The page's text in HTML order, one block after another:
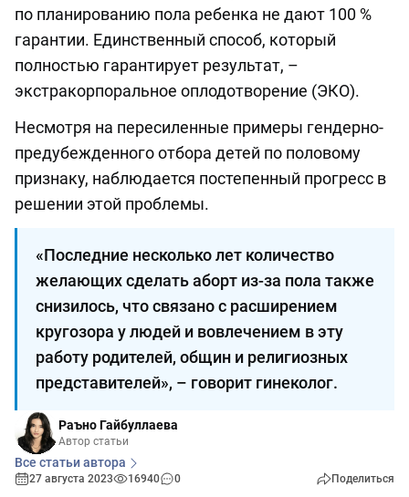
по планированию пола ребенка не дают 100 %
гарантии. Единственный способ, который
полностью гарантирует результат, –
экстракорпоральное оплодотворение (ЭКО).
Несмотря на пересиленные примеры гендерно-
предубежденного отбора детей по половому
признаку, наблюдается постепенный прогресс в
решении этой проблемы.
«Последние несколько лет количество
желающих сделать аборт из-за пола также
снизилось, что связано с расширением
кругозора у людей и вовлечением в эту
работу родителей, общин и религиозных
представителей», – говорит гинеколог.
Раъно Гайбуллаева
Автор статьи
Все статьи автора
27 августа 2023 16940 0 Поделиться